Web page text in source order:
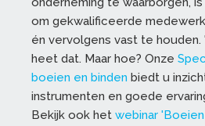
om gekwalificeerde
én vervolgens vast te houden.
heet dat. Maar hoe? Onze
boeien en binden biedt u
instrumenten en goede
Bekijk ook het webinar